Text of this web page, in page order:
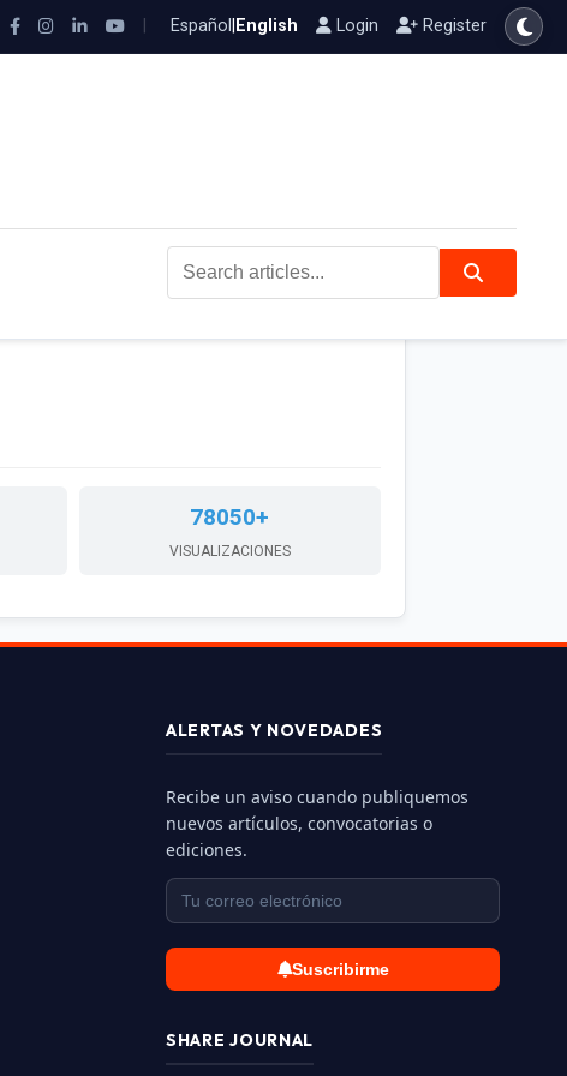
Español English Login Register
78050+
VISUALIZACIONES
ALERTAS Y NOVEDADES
Recibe un aviso cuando publiquemos
nuevos artículos, convocatorias o
ediciones.
Suscribirme
SHARE JOURNAL